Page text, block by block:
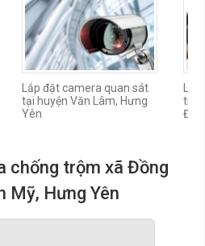
Lắp đặt camera quan sát
tại huyện Văn Lâm, Hưng
Yên
chống trộm xã Đồng
Mỹ, Hưng Yên